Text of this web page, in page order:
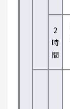
2
時
間